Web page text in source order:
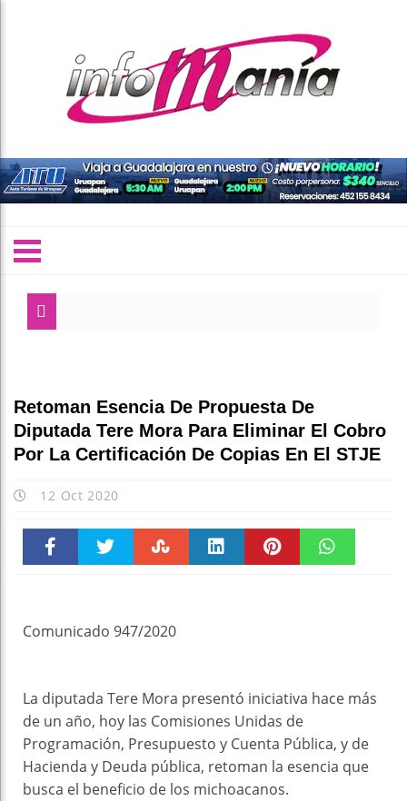
Retoman Esencia De Propuesta De
Diputada Tere Mora Para Eliminar El Cobro
Por La Certificación De Copias En El STJE
12 Oct 2020
Comunicado 947/2020
La diputada Tere Mora presentó iniciativa hace más
de un año, hoy las Comisiones Unidas de
Programación, Presupuesto y Cuenta Pública, y de
Hacienda y Deuda pública, retoman la esencia que
busca el beneficio de los michoacanos.